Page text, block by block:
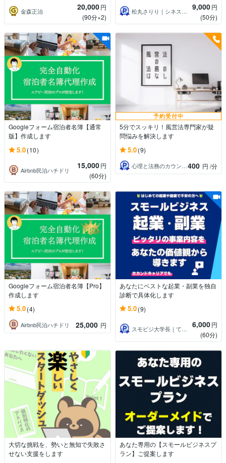
金森正治 20,000円
(90分×2)
松丸さりり｜シネステティカ 9,000円
(50分)
Googleフォーム宿泊者名簿【通常
版】作成します
5.0(10)
Airbnb民泊ハチドリ 15,000円
(60分)
予約受付中
5分でスッキリ！風営法専門家が疑
問悩みを解決します
5.0(9)
心理と法務のカウンセラー 400 円 /分
Googleフォーム宿泊者名簿【Pro】
作成します
5.0(4)
Airbnb民泊ハチドリ 25,000 円
あなたにベストな起業・副業を独自
診断で具体化します
5.0(9)
スモビジ大学長｜てらもと さとし 6,000円
(60分)
大切な挑戦を、勢いと無知で失敗さ
せない支援をします
あなた専用の【スモールビジネスプ
ラン】ご提案します